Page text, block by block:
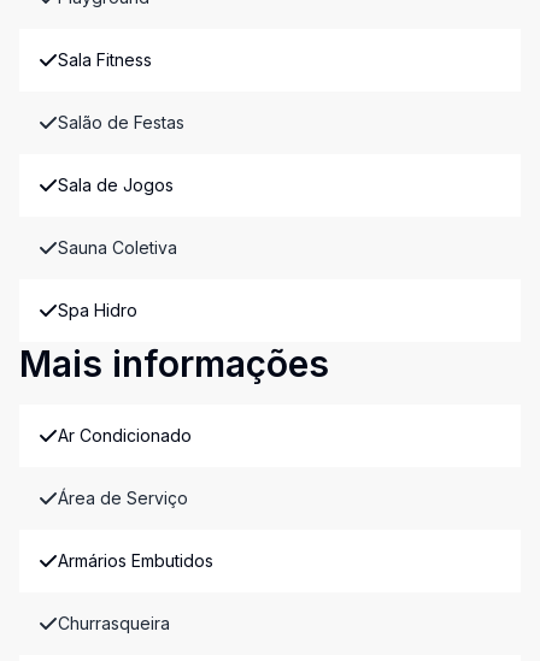
Sala Fitness
Salão de Festas
Sala de Jogos
Sauna Coletiva
Spa Hidro
Mais informações
Ar Condicionado
Área de Serviço
Armários Embutidos
Churrasqueira